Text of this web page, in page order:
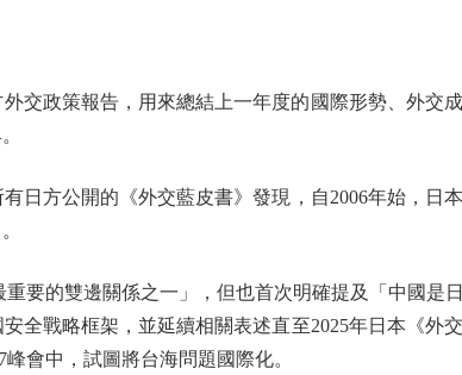
政策報告，用來總結上一年度的國際形勢、外交
方公開的《外交藍皮書》發現，自2006年始，日
的雙邊關係之一」，但也首次明確提及「中國是
全戰略框架，並延續相關表述直至2025年日本《外
會中，試圖將台海問題國際化。